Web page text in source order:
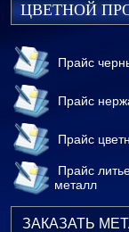
ЦВЕТНОЙ
Прайс
Прайс
Прайс
Прайс
металл
ЗАКАЗАТЬ